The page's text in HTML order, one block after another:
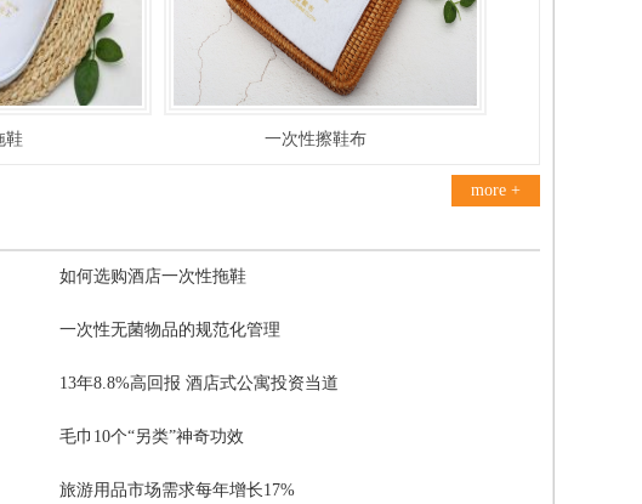
鞋 一次性擦鞋布
more +
如何选购酒店一次性拖鞋
一次性无菌物品的规范化管理
13年8.8%高回报 酒店式公寓投资当道
毛巾10个“另类”神奇功效
旅游用品市场需求每年增长17%